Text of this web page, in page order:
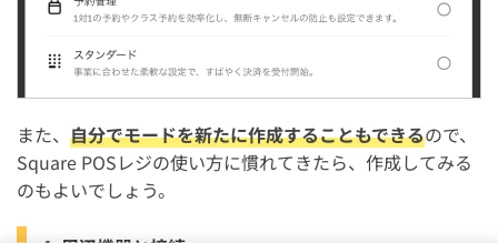
また、 自分でモードを新たに作成することもできるので、
Square POSレジの使い方に慣れてきたら、作成してみる
のもよいでしょう。